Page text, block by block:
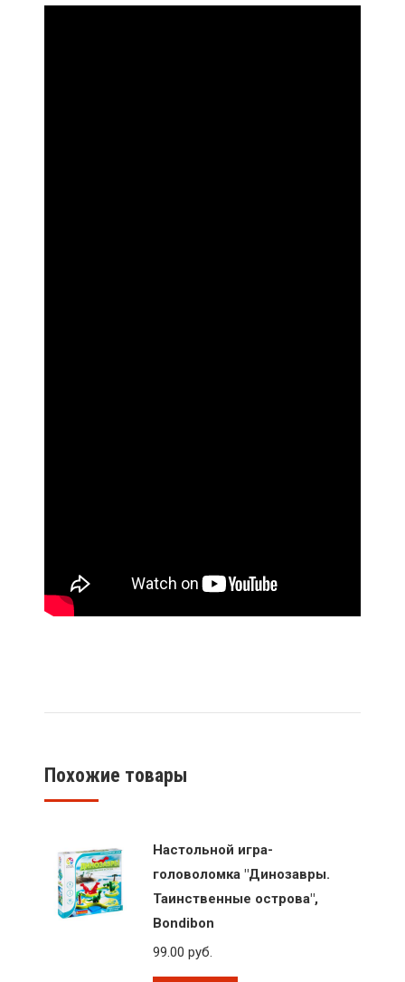
Похожие товары
Настольной игра-
головоломка "Динозавры.
Таинственные острова",
Bondibon
99.00руб.